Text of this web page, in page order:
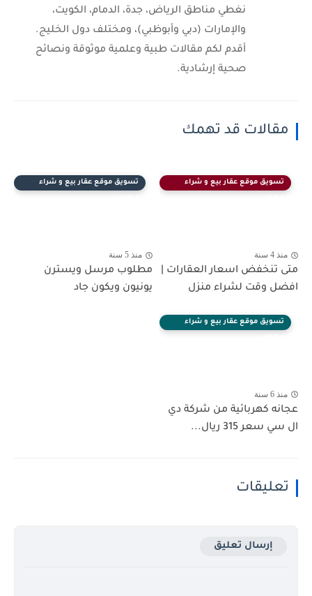
نغطي مناطق الرياض، جدة، الدمام، الكويت،
والإمارات (دبي وأبوظبي)، ومختلف دول الخليج.
أقدم لكم مقالات طبية وعلمية موثوقة ونصائح
صحية إرشادية.
مقالات قد تهمك
تسويق موقع عقار بيع و شراء
منذ 4 سنة
متى تنخفض اسعار العقارات |
افضل وقت لشراء منزل
تسويق موقع عقار بيع و شراء
منذ 5 سنة
مطلوب مرسل ويسترن
يونيون ويكون جاد
تسويق موقع عقار بيع و شراء
منذ 6 سنة
عجانه كهربائية من شركة دي
ال سي سعر 315 ريال...
تعليقات
إرسال تعليق